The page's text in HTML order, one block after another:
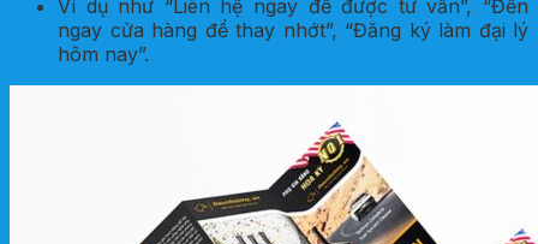
Ví dụ như “Liên hệ ngay để được tư vấn”, “Đến
ngay cửa hàng để thay nhớt”, “Đăng ký làm đại lý
hôm nay”.